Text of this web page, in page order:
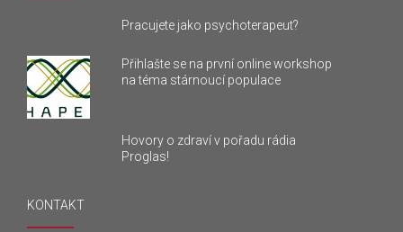
Pracujete jako psychoterapeut?
Přihlašte se na první online workshop
na téma stárnoucí populace
Hovory o zdraví v pořadu rádia
Proglas!
KONTAKT